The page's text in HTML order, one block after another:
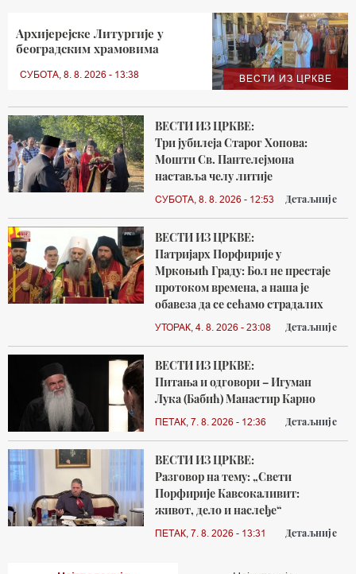
ВЕСТИ ИЗ ЦРКВЕ
Архијерејске Литургије у
београдским храмовима
СУБОТА, 8. 8. 2026 - 13:38
ВЕСТИ ИЗ ЦРКВЕ:
Три јубилеја Старог Хопова:
Мошти Св. Пантелејмона
наставља челу литије
СУБОТА, 8. 8. 2026 - 12:53 Детаљније
ВЕСТИ ИЗ ЦРКВЕ:
Патријарх Порфирије у
Мркоњић Граду: Бол не престаје
протоком времена, а наша је
обавеза да се сећамо страдалих
УТОРАК, 4. 8. 2026 - 23:08 Детаљније
ВЕСТИ ИЗ ЦРКВЕ:
Питања и одговори – Игуман
Лука (Бабић) Манастир Карно
ПЕТАК, 7. 8. 2026 - 12:36 Детаљније
ВЕСТИ ИЗ ЦРКВЕ:
Разговор на тему: „Свети
Порфирије Кавсокаливит:
живот, дело и наслеђе“
ПЕТАК, 7. 8. 2026 - 13:31 Детаљније